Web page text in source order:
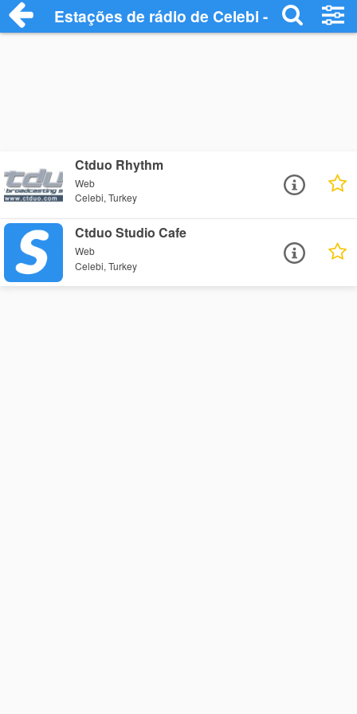
Estações de rádio de Celebi - Ouça
Ctduo Rhythm
Web
Celebi, Turkey
Ctduo Studio Cafe
Web
Celebi, Turkey